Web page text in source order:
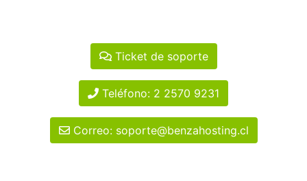
Ticket de soporte
Teléfono: 2 2570 9231
Correo: soporte@benzahosting.cl